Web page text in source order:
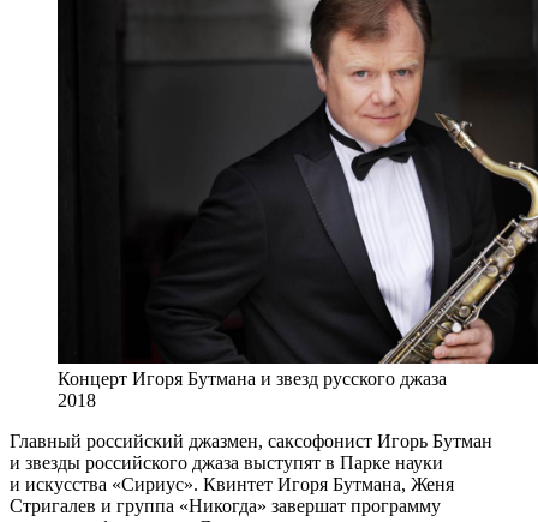
Концерт Игоря Бутмана и звезд русского джаза
2018
Главный российский джазмен, саксофонист Игорь Бутман
и звезды российского джаза выступят в Парке науки
и искусства «Сириус». Квинтет Игоря Бутмана, Женя
Стригалев и группа «Никогда» завершат программу